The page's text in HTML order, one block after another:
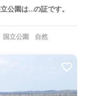
公園は…の証です。
国立公園 自然